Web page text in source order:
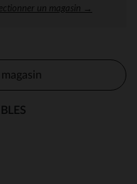
un magasin →